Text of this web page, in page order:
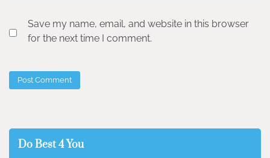
Save my name, email, and website in this browser
for the next time I comment.
Do Best 4 You